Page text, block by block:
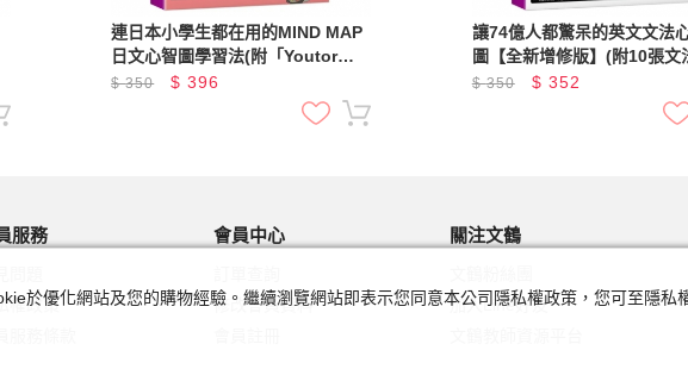
連日本小學生都在用的MIND MAP
日文心智圖學習法(附「Youtor
App」內含VRP虛擬點讀筆)
$350 $396
讓74億人都驚呆的英文文法
圖【全新增修版】(附10張文
地圖拉頁+文法教學影片+「
App」內含VRP虛擬點讀筆)
$350 $ 352
服務
權政策
會員中心
修改會員資料
關注文鶴
加入Line好友
於優化網站及您的購物經驗。繼續瀏覽網站即表示您同意本公司隱私權政策，您可至隱私